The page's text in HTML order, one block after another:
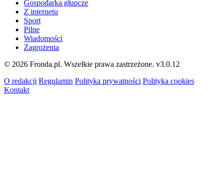
Gospodarka głupcze
Z internetu
Sport
Pilne
Wiadomości
Zagrożenia
© 2026 Fronda.pl. Wszelkie prawa zastrzeżone. v3.0.12
O redakcji Regulamin Polityka prywatności Polityka cookies
Kontakt